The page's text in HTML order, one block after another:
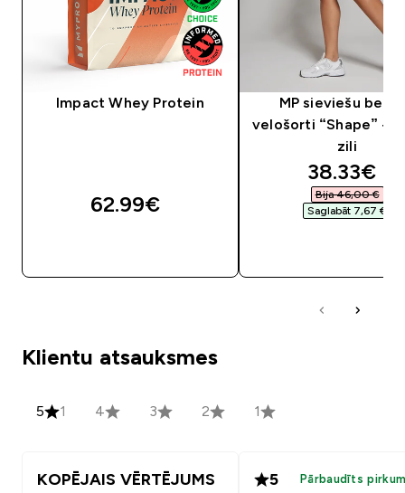
Impact Whey Protein
62.99€‎
MP sieviešu
velošorti “Shape” —
zili
38.33€‎
Bija 46,00 €‎
Saglabāt 7,67 €‎
Klientu atsauksmes
5 1 4 3 2 1
KOPĒJAIS VĒRTĒJUMS 5 Pārbaudīts